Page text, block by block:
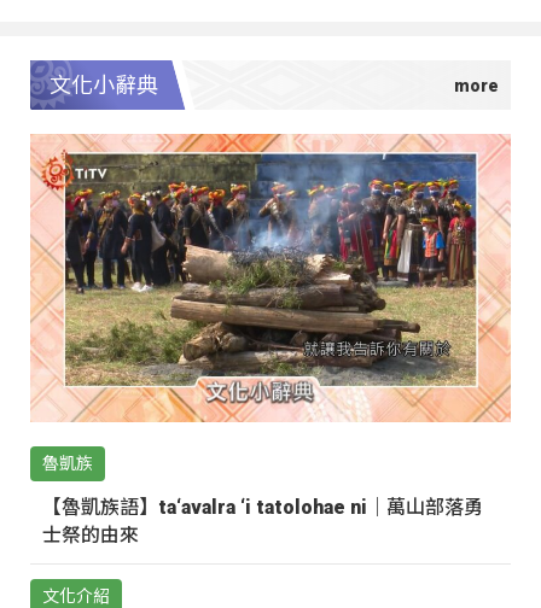
文化小辭典
魯凱族
【魯凱族語】ta‘avalra ‘i tatolohae ni｜萬山部落勇
士祭的由來
文化介紹